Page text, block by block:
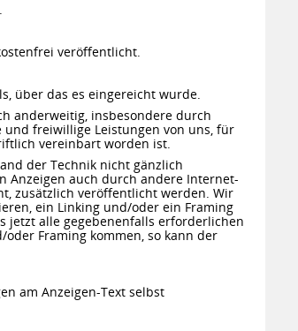
veröffentlicht.
über das es eingereicht wurde.
anderweitig, insbesondere durch
freiwillige Leistungen von uns, für
vereinbart worden ist.
der Technik nicht gänzlich
Anzeigen auch durch andere Internet-
zusätzlich veröffentlicht werden. Wir
ein Linking und/oder ein Framing
jetzt alle gegebenenfalls erforderlichen
Framing kommen, so kann der
am Anzeigen-Text selbst